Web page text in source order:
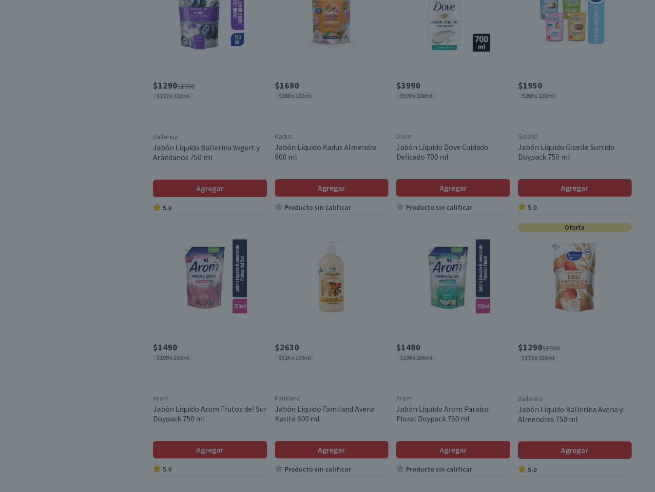
$1290$1930
$172 x 100ml
Ballerina
Jabón Líquido Ballerina Yogurt y
Arándanos 750 ml
Agregar
5.0
$1690
$188 x 100ml
Kadus
Jabón Líquido Kadus Almendra
900 ml
Agregar
Producto sin calificar
$3990
$570 x 100ml
Dove
Jabón Líquido Dove Cuidado
Delicado 700 ml
Agregar
Producto sin calificar
$1950
$260 x 100ml
Giselle
Jabón Líquido Giselle Surtido
Doypack 750 ml
Agregar
5.0
$1490
$199 x 100ml
Arom
Jabón Líquido Arom Frutos del Sur
Doypack 750 ml
Agregar
5.0
$2630
$526 x 100ml
Familand
Jabón Líquido Familand Avena
Karité 500 ml
Agregar
Producto sin calificar
$1490
$199 x 100ml
Arom
Jabón Líquido Arom Paraíso
Floral Doypack 750 ml
Agregar
Producto sin calificar
Oferta
$1290$1930
$172 x 100ml
Ballerina
Jabón Líquido Ballerina Avena y
Almendras 750 ml
Agregar
5.0